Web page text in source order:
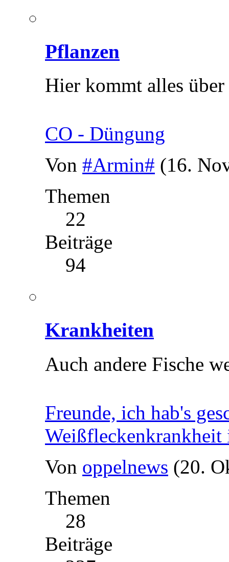
Pflanzen
Hier kommt alles
CO - Düngung
Von #Armin# (16.
Themen
22
Beiträge
94
Krankheiten
Auch andere Fische
Freunde, ich hab's
Weißfleckenkrankheit
Von oppelnews (20.
Themen
28
Beiträge